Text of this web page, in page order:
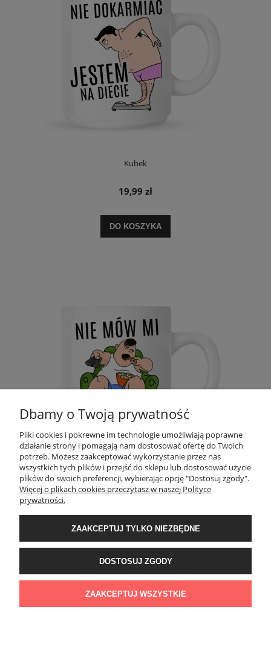
Kubek
19,99 zł
DO KOSZYKA
Kubek
Dbamy o Twoją prywatność
Pliki cookies i pokrewne im technologie umożliwiają poprawne
działanie strony i pomagają nam dostosować ofertę do Twoich
potrzeb. Możesz zaakceptować wykorzystanie przez nas
wszystkich tych plików i przejść do sklepu lub dostosować użycie
plików do swoich preferencji, wybierając opcję "Dostosuj zgody".
Więcej o plikach cookies przeczytasz w naszej Polityce
prywatności.
ZAAKCEPTUJ TYLKO NIEZBĘDNE
DOSTOSUJ ZGODY
ZAAKCEPTUJ WSZYSTKIE